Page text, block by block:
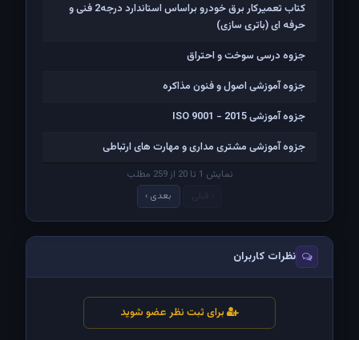
کتاب تعمیرکار برق خودرو براساس استاندارد درجه2 فنی و
حرفه ای (باتری سازی)
جزوه درسی سوخت و احتراق
جزوه آموزشی اصول و فنون مذاکره
جزوه آموزشی ISO 9001 - 2015
جزوه آموزشی مشتری مداری و مهارت های ارتباطی
نمایش 1 تا 20 از 259 مطلب
بعدی ›
نظرات کاربران
برای ثبت نظر عضو شوید